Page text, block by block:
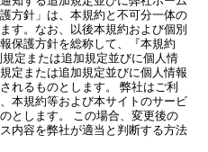
方針」は、本規約と不可分一体の
す。なお、以後本規約および個別
保護方針を総称して、『本規約
定または追加規定並びに個人情
定または追加規定並びに個人情報
れるものとします。 弊社はご利
本規約等および本サイトのサービ
とします。 この場合、変更後の
内容を弊社が適当と判断する方法